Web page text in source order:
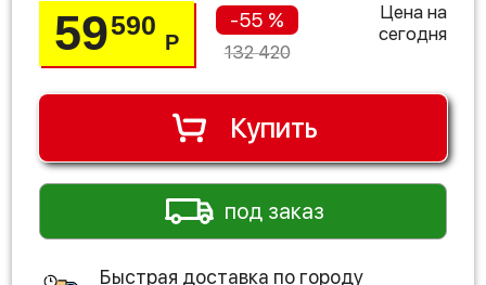
59590
Р
-55 %
132 420
Цена на
сегодня
Купить
под заказ
Быстрая доставка по городу